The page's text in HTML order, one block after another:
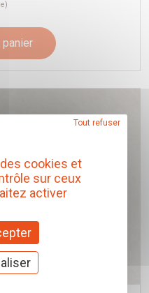
panier
cookies et
sur ceux
activer
Tout refuser